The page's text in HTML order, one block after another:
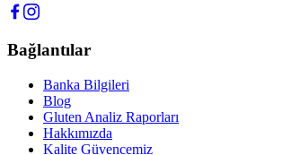
Bağlantılar
Banka Bilgileri
Blog
Gluten Analiz Raporları
Hakkımızda
Kalite Güvencemiz